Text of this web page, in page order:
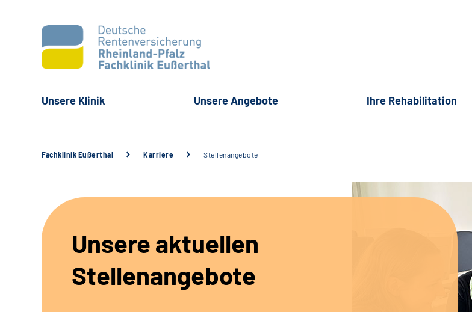
Unsere Klinik Unsere Angebote Ihre Rehabilitation
Fachklinik Eußerthal Karriere Stellenangebote
Unsere aktuellen
Stellenangebote